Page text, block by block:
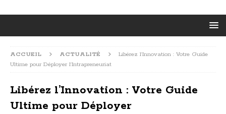
ACCUEIL ACTUALITÉ
Libérez l’Innovation : Votre Guide
Ultime pour Déployer l’Intrapreneuriat
Libérez l’Innovation : Votre Guide
Ultime pour Déployer